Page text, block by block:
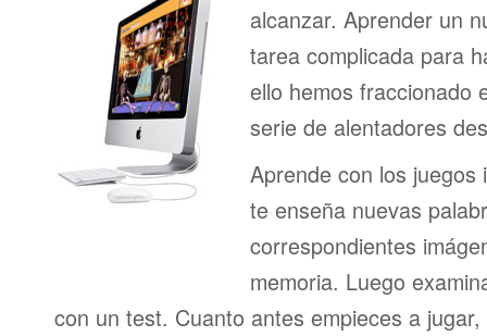
alcanzar. Aprender un
tarea complicada para
ello hemos fraccionado
serie de alentadores
Aprende con los juegos
te enseña nuevas
correspondientes
memoria. Luego
con un test. Cuanto antes empieces a